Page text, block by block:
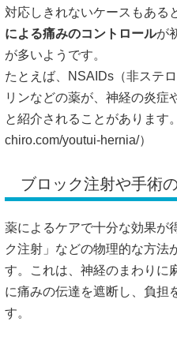
対応しきれないケースもある
による痛みのコントロールが
が多いようです。
たとえば、NSAIDs（非ステ
リンなどの薬が、神経の炎症
と紹介されることがあります
chiro.com/youtui-hernia/）
ブロック注射や手術
薬によるケアで十分な効果が
ク注射」などの物理的な方法
す。これは、神経のまわりに
に痛みの伝達を遮断し、負担
す。